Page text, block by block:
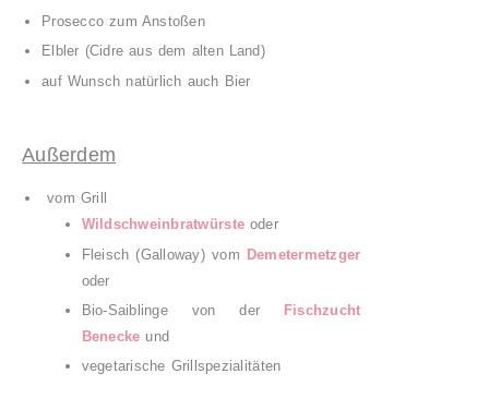
Prosecco zum Anstoßen
Elbler (Cidre aus dem alten Land)
aufWunsch natürlich auch Bier
Außerdem
vom Grill
Wildschweinbratwürste oder
Fleisch (Galloway) vom Demetermetzger
oder
Bio-Saiblinge von der
Fischzucht
Benecke und
vegetarische Grillspezialitäten